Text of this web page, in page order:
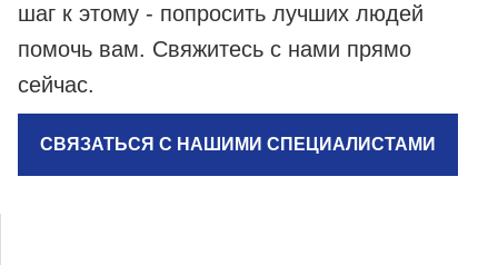
шаг к этому - попросить лучших людей
помочь вам. Свяжитесь с нами прямо
сейчас.
СВЯЗАТЬСЯ С НАШИМИ СПЕЦИАЛИСТАМИ